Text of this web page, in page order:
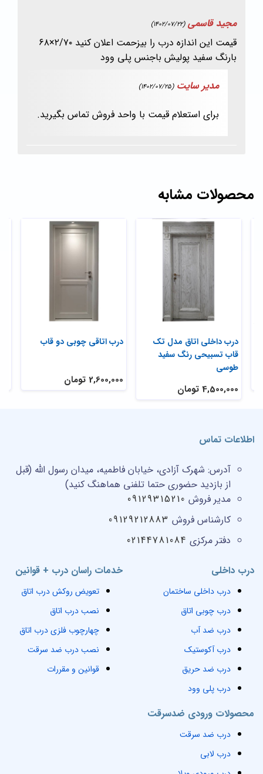
مجید قاسمی (1402/07/22)
قیمت این اندازه درب را بیزحمت اعلان کنید ۲/۷۰×۶۸
بارنگ سفید پولیش باجنس پلی وود
مدیر سایت (1402/07/25)
برای استعلام قیمت با واحد فروش تماس بگیرید.
محصولات مشابه
درب اتاقی چوبی دو قاب
2,600,000 تومان
درب داخلی اتاق مدل تک
قاب تسبیحی رنگ سفید
طوسی
4,500,000 تومان
خدمات راسان درب + قوانین
تعویض روکش درب اتاق
نصب درب اتاق
چهارچوب فلزی درب اتاق
نصب درب ضد سرقت
قوانین و مقررات
محصولات ورودی ضدسرقت
درب ضد سرقت
درب لابی
درب داخلی
درب داخلی ساختمان
درب چوبی اتاق
درب ضد آب
درب آکوستیک
درب ضد حریق
درب پلی وود
اطلاعات تماس
آدرس: شهرک آزادی، خیابان فاطمیه، میدان رسول الله (قبل
از بازدید حضوری حتما تلفنی هماهنگ کنید)
مدیر فروش 09129315210
کارشناس فروش 09129212883
دفتر مرکزی 02144781084